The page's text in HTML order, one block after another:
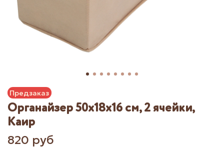
Предзаказ
Органайзер 50х18х16 см, 2 ячейки,
Каир
820 руб